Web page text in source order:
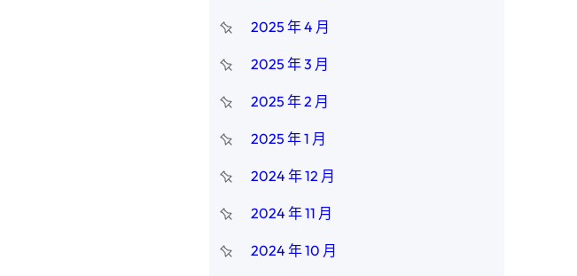
2025 年 4 月
2025 年 3 月
2025 年 2 月
2025 年 1 月
2024 年 12 月
2024 年 11 月
2024 年 10 月